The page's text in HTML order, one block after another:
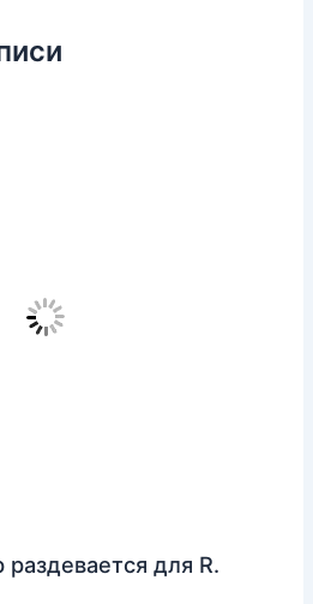
для R.